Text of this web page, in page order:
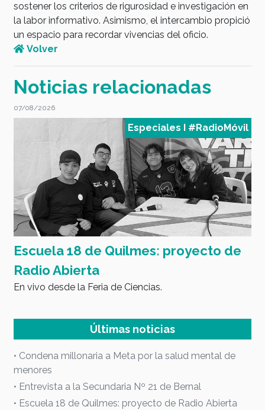
sostener los criterios de rigurosidad e investigación en
la labor informativo. Asimismo, el intercambio propició
un espacio para recordar vivencias del oficio.
Volver
Noticias relacionadas
07/08/2026
Especiales I #RadioMóvil
Escuela 18 de Quilmes: proyecto de
Radio Abierta
En vivo desde la Feria de Ciencias.
Últimas noticias
• Condena millonaria a Meta por la salud mental de
menores
• Entrevista a la Secundaria Nº 21 de Bernal
• Escuela 18 de Quilmes: proyecto de Radio Abierta